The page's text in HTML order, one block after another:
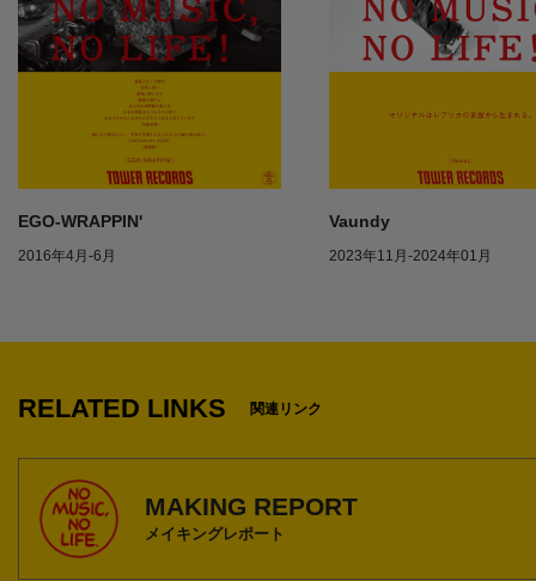
EGO-WRAPPIN'
2016年4月-6月
Vaundy
2023年11月-2024年01月
RELATED LINKS 関連リンク
MAKING REPORT
メイキングレポート